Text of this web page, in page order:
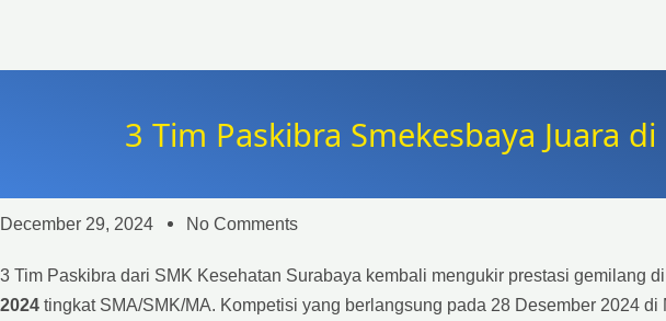
3 Tim Paskibra Smekesbaya Juara
December 29, 2024 No Comments
3 Tim Paskibra dari SMK Kesehatan Surabaya kembali mengukir prestasi gemilang
2024 tingkat SMA/SMK/MA. Kompetisi yang berlangsung pada 28 Desember 2024